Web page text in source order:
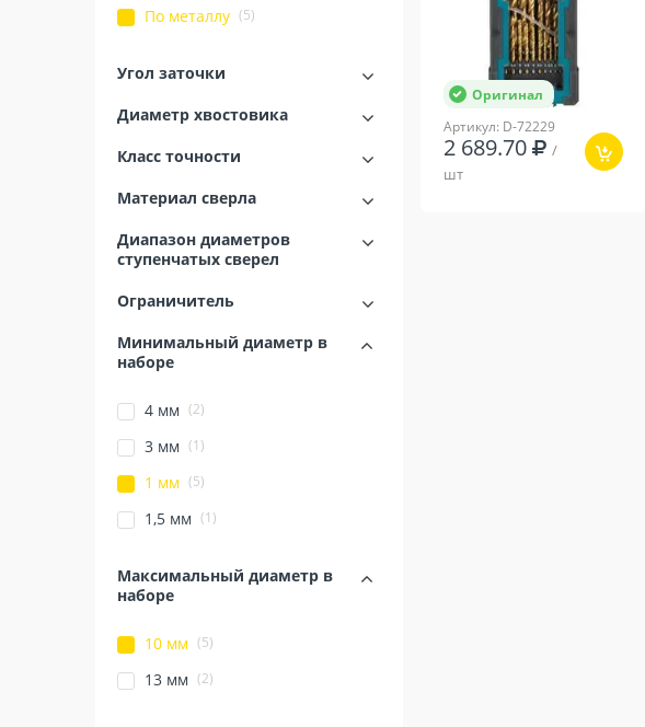
По металлу (5)
Угол заточки
Диаметр хвостовика
Класс точности
Материал сверла
Диапазон диаметров
ступенчатых сверел
Ограничитель
Минимальный диаметр в
наборе
4 мм (2)
3 мм (1)
1 мм (5)
1,5 мм (1)
Максимальный диаметр в
наборе
10 мм (5)
13 мм (2)
Оригинал
Артикул: D-72229
2 689.70
/
шт